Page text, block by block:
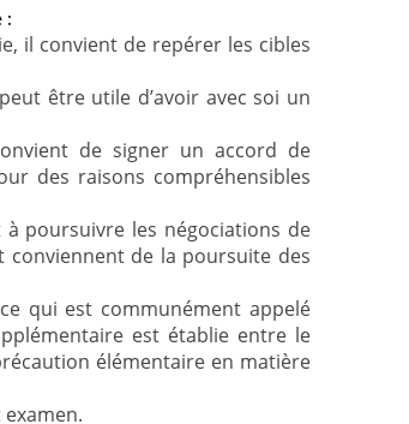
:
il convient de repérer les cibles
être utile d’avoir avec soi un
de signer un accord de
des raisons compréhensibles
poursuivre les négociations de
conviennent de la poursuite des
qui est communément appelé
est établie entre le
élémentaire en matière